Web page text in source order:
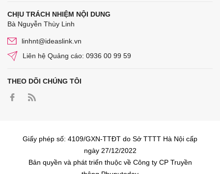
CHỊU TRÁCH NHIỆM NỘI DUNG
Bà Nguyễn Thùy Linh
linhnt@ideaslink.vn
Liên hệ Quảng cáo: 0936 00 99 59
THEO DÕI CHÚNG TÔI
Giấy phép số: 4109/GXN-TTĐT do Sở TTTT Hà Nội cấp
ngày 27/12/2022
Bản quyền và phát triển thuộc về Công ty CP Truyền